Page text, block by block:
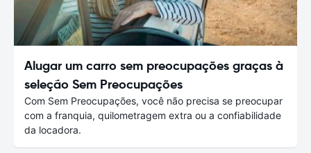
Alugar um carro sem preocupações graças à
seleção Sem Preocupações
Com Sem Preocupações, você não precisa se preocupar
com a franquia, quilometragem extra ou a confiabilidade
da locadora.